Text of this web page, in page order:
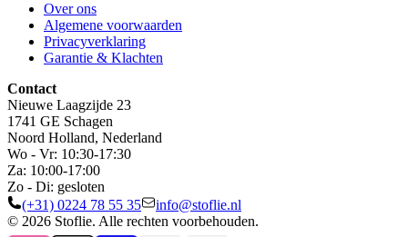
Over ons
Algemene voorwaarden
Privacyverklaring
Garantie & Klachten
Contact
Nieuwe Laagzijde 23
1741 GE Schagen
Noord Holland, Nederland
Wo - Vr: 10:30-17:30
Za: 10:00-17:00
Zo - Di: gesloten
(+31) 0224 78 55 35
info@stoflie.nl
© 2026 Stoflie. Alle rechten voorbehouden.